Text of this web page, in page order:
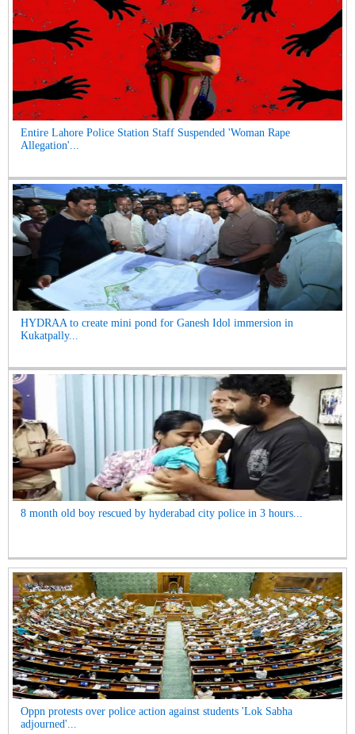
Entire Lahore Police Station Staff Suspended 'Woman Rape
Allegation'...
HYDRAA to create mini pond for Ganesh Idol immersion in
Kukatpally...
8 month old boy rescued by hyderabad city police in 3 hours...
Oppn protests over police action against students 'Lok Sabha
adjourned'...